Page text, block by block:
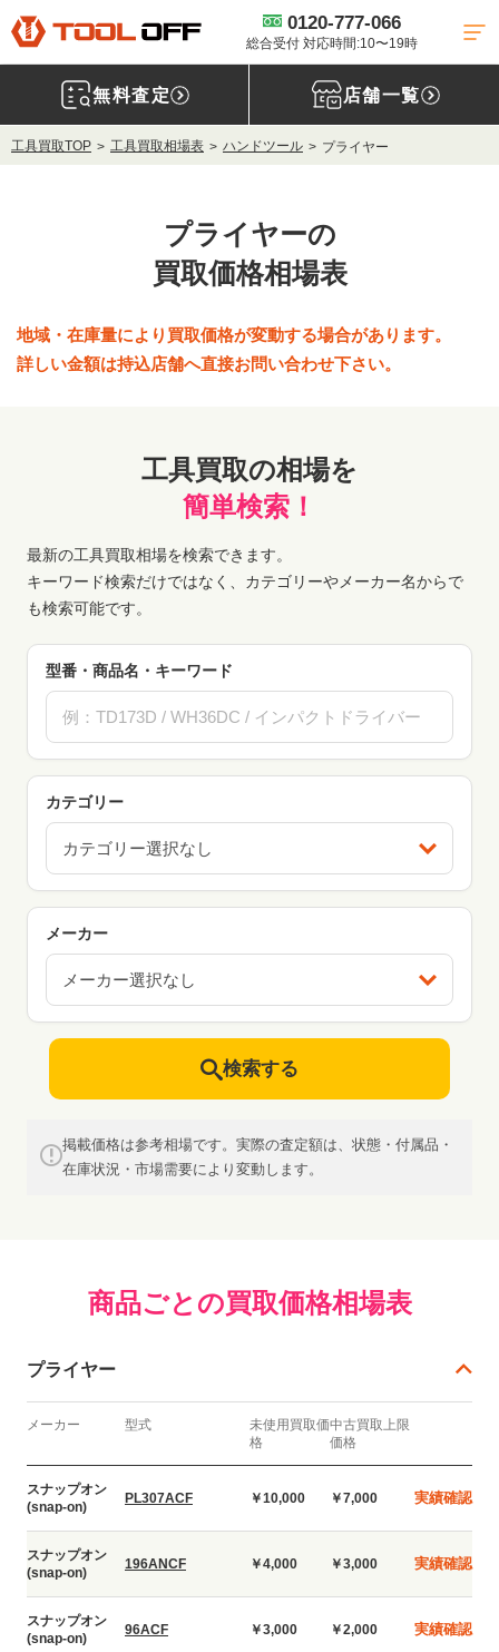
0120-777-066
総合受付 対応時間:10〜19時
無料査定 店舗一覧
工具買取TOP 工具買取相場表 ハンドツール プライヤー
プライヤーの
買取価格相場表
地域・在庫量により買取価格が変動する場合があります。
詳しい金額は持込店舗へ直接お問い合わせ下さい。
工具買取の相場を
簡単検索！
最新の工具買取相場を検索できます。
キーワード検索だけではなく、カテゴリーやメーカー名からで
も検索可能です。
型番・商品名・キーワード
カテゴリー
カテゴリー選択なし
メーカー
メーカー選択なし
検索する
掲載価格は参考相場です。実際の査定額は、状態・付属品・
在庫状況・市場需要により変動します。
商品ごとの買取価格相場表
プライヤー
メーカー 型式
未使用買取価
格
中古買取上限
価格
スナップオン
(snap-on)
PL307ACF ￥10,000 ￥7,000 実績確認
スナップオン
(snap-on)
196ANCF ￥4,000 ￥3,000 実績確認
スナップオン
(snap-on)
96ACF ￥3,000 ￥2,000 実績確認